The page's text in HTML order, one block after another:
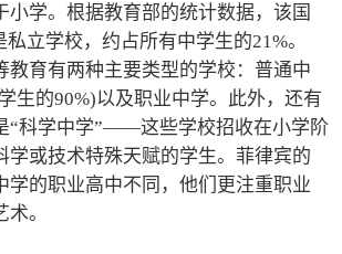
小学。根据教育部的统计数据，该国
立学校，约占所有中学生的21%。
育有两种主要类型的学校：普通中
生的90%)以及职业中学。此外，还有
“科学中学”——这些学校招收在小学阶
学或技术特殊天赋的学生。菲律宾的
学的职业高中不同，他们更注重职业
。